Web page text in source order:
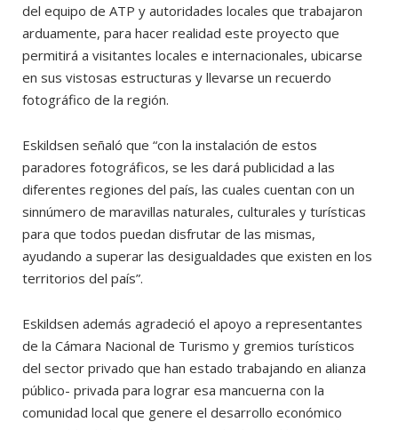
del equipo de ATP y autoridades locales que trabajaron
arduamente, para hacer realidad este proyecto que
permitirá a visitantes locales e internacionales, ubicarse
en sus vistosas estructuras y llevarse un recuerdo
fotográfico de la región.
Eskildsen señaló que “con la instalación de estos
paradores fotográficos, se les dará publicidad a las
diferentes regiones del país, las cuales cuentan con un
sinnúmero de maravillas naturales, culturales y turísticas
para que todos puedan disfrutar de las mismas,
ayudando a superar las desigualdades que existen en los
territorios del país”.
Eskildsen además agradeció el apoyo a representantes
de la Cámara Nacional de Turismo y gremios turísticos
del sector privado que han estado trabajando en alianza
público- privada para lograr esa mancuerna con la
comunidad local que genere el desarrollo económico